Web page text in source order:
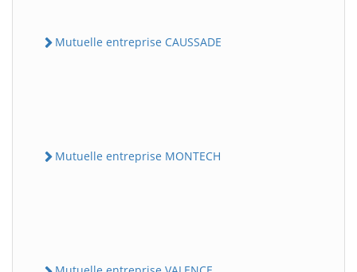
Mutuelle entreprise CAUSSADE
Mutuelle entreprise MONTECH